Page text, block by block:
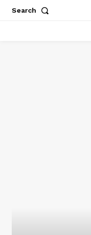
Search